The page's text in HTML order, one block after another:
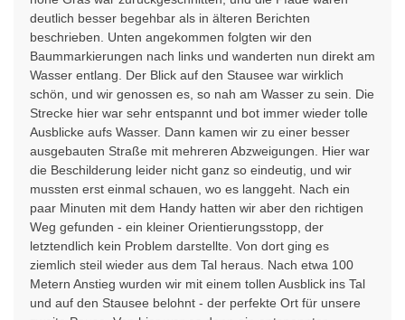
deutlich besser begehbar als in älteren Berichten
beschrieben. Unten angekommen folgten wir den
Baummarkierungen nach links und wanderten nun direkt am
Wasser entlang. Der Blick auf den Stausee war wirklich
schön, und wir genossen es, so nah am Wasser zu sein. Die
Strecke hier war sehr entspannt und bot immer wieder tolle
Ausblicke aufs Wasser. Dann kamen wir zu einer besser
ausgebauten Straße mit mehreren Abzweigungen. Hier war
die Beschilderung leider nicht ganz so eindeutig, und wir
mussten erst einmal schauen, wo es langgeht. Nach ein
paar Minuten mit dem Handy hatten wir aber den richtigen
Weg gefunden - ein kleiner Orientierungsstopp, der
letztendlich kein Problem darstellte. Von dort ging es
ziemlich steil wieder aus dem Tal heraus. Nach etwa 100
Metern Anstieg wurden wir mit einem tollen Ausblick ins Tal
und auf den Stausee belohnt - der perfekte Ort für unsere